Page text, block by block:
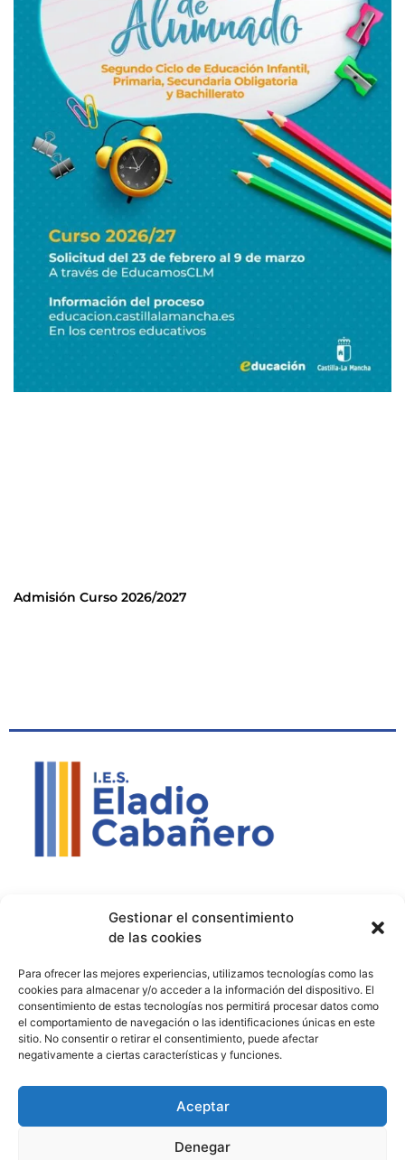
Gestionar el consentimiento
de las cookies
Para ofrecer las mejores experiencias, utilizamos tecnologías como las
cookies para almacenar y/o acceder a la información del dispositivo. El
consentimiento de estas tecnologías nos permitirá procesar datos como
el comportamiento de navegación o las identificaciones únicas en este
sitio. No consentir o retirar el consentimiento, puede afectar
negativamente a ciertas características y funciones.
Aceptar
Denegar
Admisión Curso 2026/2027
926 51 00 33
13003129.ies@educastillalamancha.es
C. Ángel Luis Cabañas
Serna, 7, 13700 Tomelloso,
Cdad. Real
Proyecto Bilingüe
Ágora Europa
Melanogaster Catch the Fly
© 2026 IES Eladio Cabañero. Todos los derechos reservados.